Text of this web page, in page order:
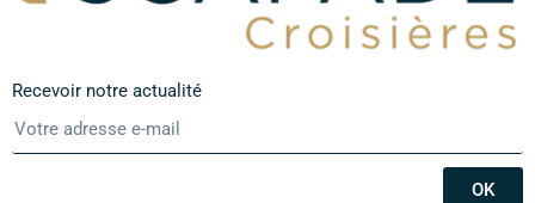
Recevoir notre actualité
OK